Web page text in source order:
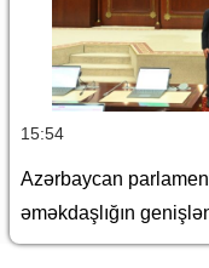
15:54
Azərbaycan
əməkdaşlığın